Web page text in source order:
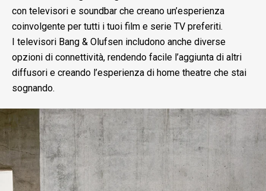
con televisori e soundbar che creano un’esperienza
coinvolgente per tutti i tuoi film e serie TV preferiti.
I televisori Bang & Olufsen includono anche diverse
opzioni di connettività, rendendo facile l’aggiunta di altri
diffusori e creando l’esperienza di home theatre che stai
sognando.